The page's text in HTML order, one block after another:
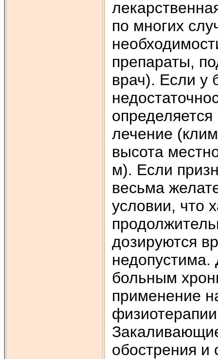
по многих
препараты,
врач). Если у
лечение
высота
м). Если
весьма
условии, что
дозируются
недопустима.
больным
применение
обострения